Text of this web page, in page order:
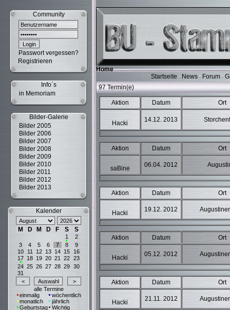
Community
Passwort vergessen?
Registrieren
Info´s
in Memoriam
Bilder-Galerie
Bilder 2005
Bilder 2006
Bilder 2007
Bilder 2008
Bilder 2009
Bilder 2010
Bilder 2011
Bilder 2012
Bilder 2013
Kalender
M D M D F S S
1
2
3
4 5 6 7 8
9
10
11 12 13 14 15
16
17 18 19 20 21 22
23
24 25 26 27 28 29
30
31
alle Termine
einmalig
wöchentlich
monatlich
jährlich
Geburtstag
Wichtig
Home
Startseite
News Forum
97 Termin(e)
Aktion Datum Ort
Hacki 14.12. 2013
Aktion Datum Ort
saBine 06.04. 2012
Aktion Datum Ort
Hacki 19.12. 2012
Aktion Datum Ort
Hacki 05.12. 2012
Aktion Datum Ort
Hacki 21.11. 2012